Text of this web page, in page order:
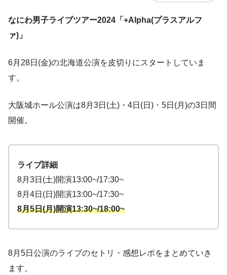
なにわ男子ライブツアー2024「+Alpha(プラスアルフ
ァ)」
6月28日(金)の北海道公演を皮切りにスタートしていま
す。
大阪城ホール公演は8月3日(土)・4日(日)・5日(月)の3日間
開催。
ライブ詳細
8月3日(土)開演13:00~/17:30~
8月4日(日)開演13:00~/17:30~
8月5日(月)開演13:30~/18:00~
8月5日公演のライブのセトリ・感想レポをまとめていき
ます。